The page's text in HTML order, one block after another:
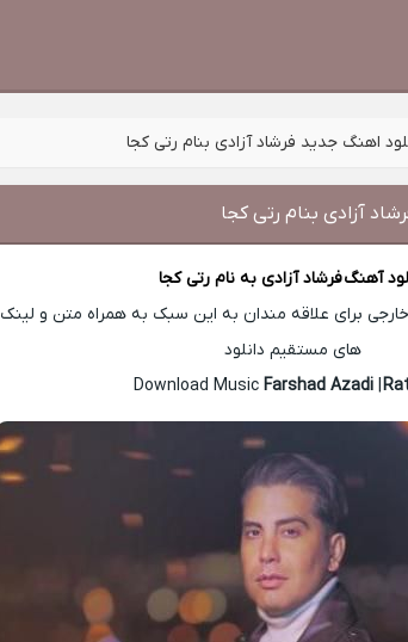
اهنگ جدید فرشاد آزادی بنام رتی کجا
آزادی بنام رتی کجا
آهنگفرشاد آزادی به نام رتی کجا
برای علاقه مندان به این سبک به همراه متن و لینک
های مستقیم دانلود
Farshad Azadi |